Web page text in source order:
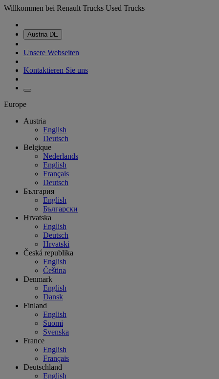
Willkommen bei Renault Trucks Used Trucks
Austria DE
Unsere Webseiten
Kontaktieren Sie uns
Europe
Austria
English
Deutsch
Belgique
Nederlands
English
Français
Deutsch
България
English
Български
Hrvatska
English
Deutsch
Hrvatski
Česká republika
English
Čeština
Denmark
English
Dansk
Finland
English
Suomi
Svenska
France
English
Français
Deutschland
English